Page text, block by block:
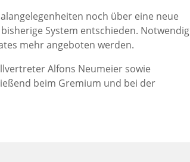
noch über eine neue
System entschieden. Notwendig
mehr angeboten werden.
Alfons Neumeier sowie
beim Gremium und bei der